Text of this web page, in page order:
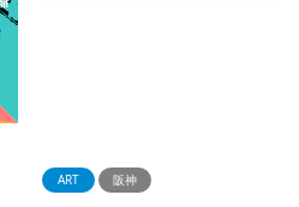
ART 阪神